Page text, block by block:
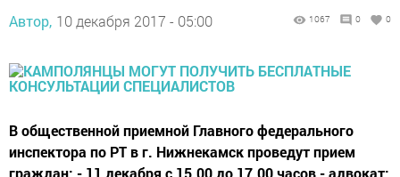
Автор, 10 декабря 2017 - 05:00 1067 0 0
В общественной приемной Главного федерального
инспектора по РТ в г. Нижнекамск проведут прием